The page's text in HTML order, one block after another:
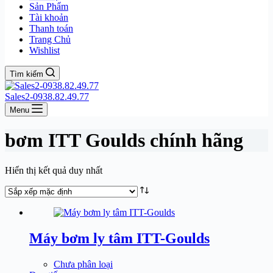
Sản Phẩm
Tài khoản
Thanh toán
Trang Chủ
Wishlist
Tìm kiếm
Sales2-0938.82.49.77
Menu
bơm ITT Goulds chính hãng
Hiển thị kết quả duy nhất
Máy bơm ly tâm ITT-Goulds
Chưa phân loại